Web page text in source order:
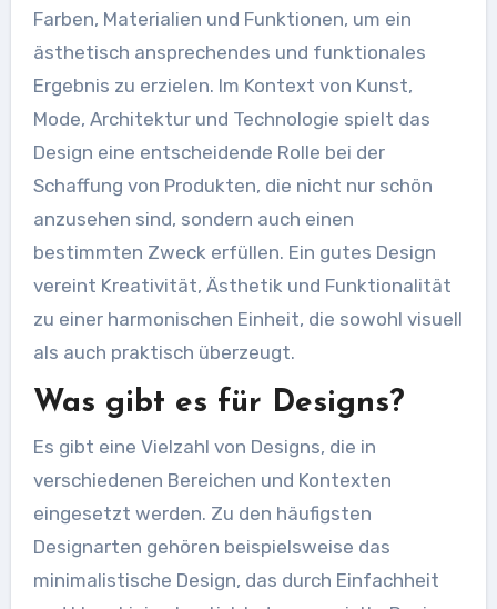
Farben, Materialien und Funktionen, um ein
ästhetisch ansprechendes und funktionales
Ergebnis zu erzielen. Im Kontext von Kunst,
Mode, Architektur und Technologie spielt das
Design eine entscheidende Rolle bei der
Schaffung von Produkten, die nicht nur schön
anzusehen sind, sondern auch einen
bestimmten Zweck erfüllen. Ein gutes Design
vereint Kreativität, Ästhetik und Funktionalität
zu einer harmonischen Einheit, die sowohl visuell
als auch praktisch überzeugt.
Was gibt es für Designs?
Es gibt eine Vielzahl von Designs, die in
verschiedenen Bereichen und Kontexten
eingesetzt werden. Zu den häufigsten
Designarten gehören beispielsweise das
minimalistische Design, das durch Einfachheit